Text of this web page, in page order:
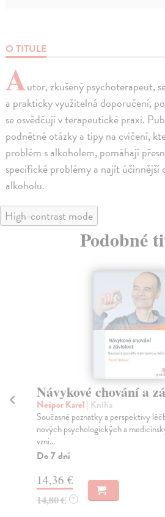
O TITULE
Autor, zkušený psychoterapeut,
a prakticky využitelná doporučení,
se osvědčují v terapeutické praxi.
podnětné otázky a tipy na cvičení,
problém s alkoholem, pomáhají
specifické problémy a najít účinnější
alkoholu.
High-contrast mode
Podobné
Návykové chování a
Nešpor Karel | Kniha
Současné poznatky a perspektivy
nových psychologických a
vzni...
Do 7 dní
14,36 €
14,80 € ?